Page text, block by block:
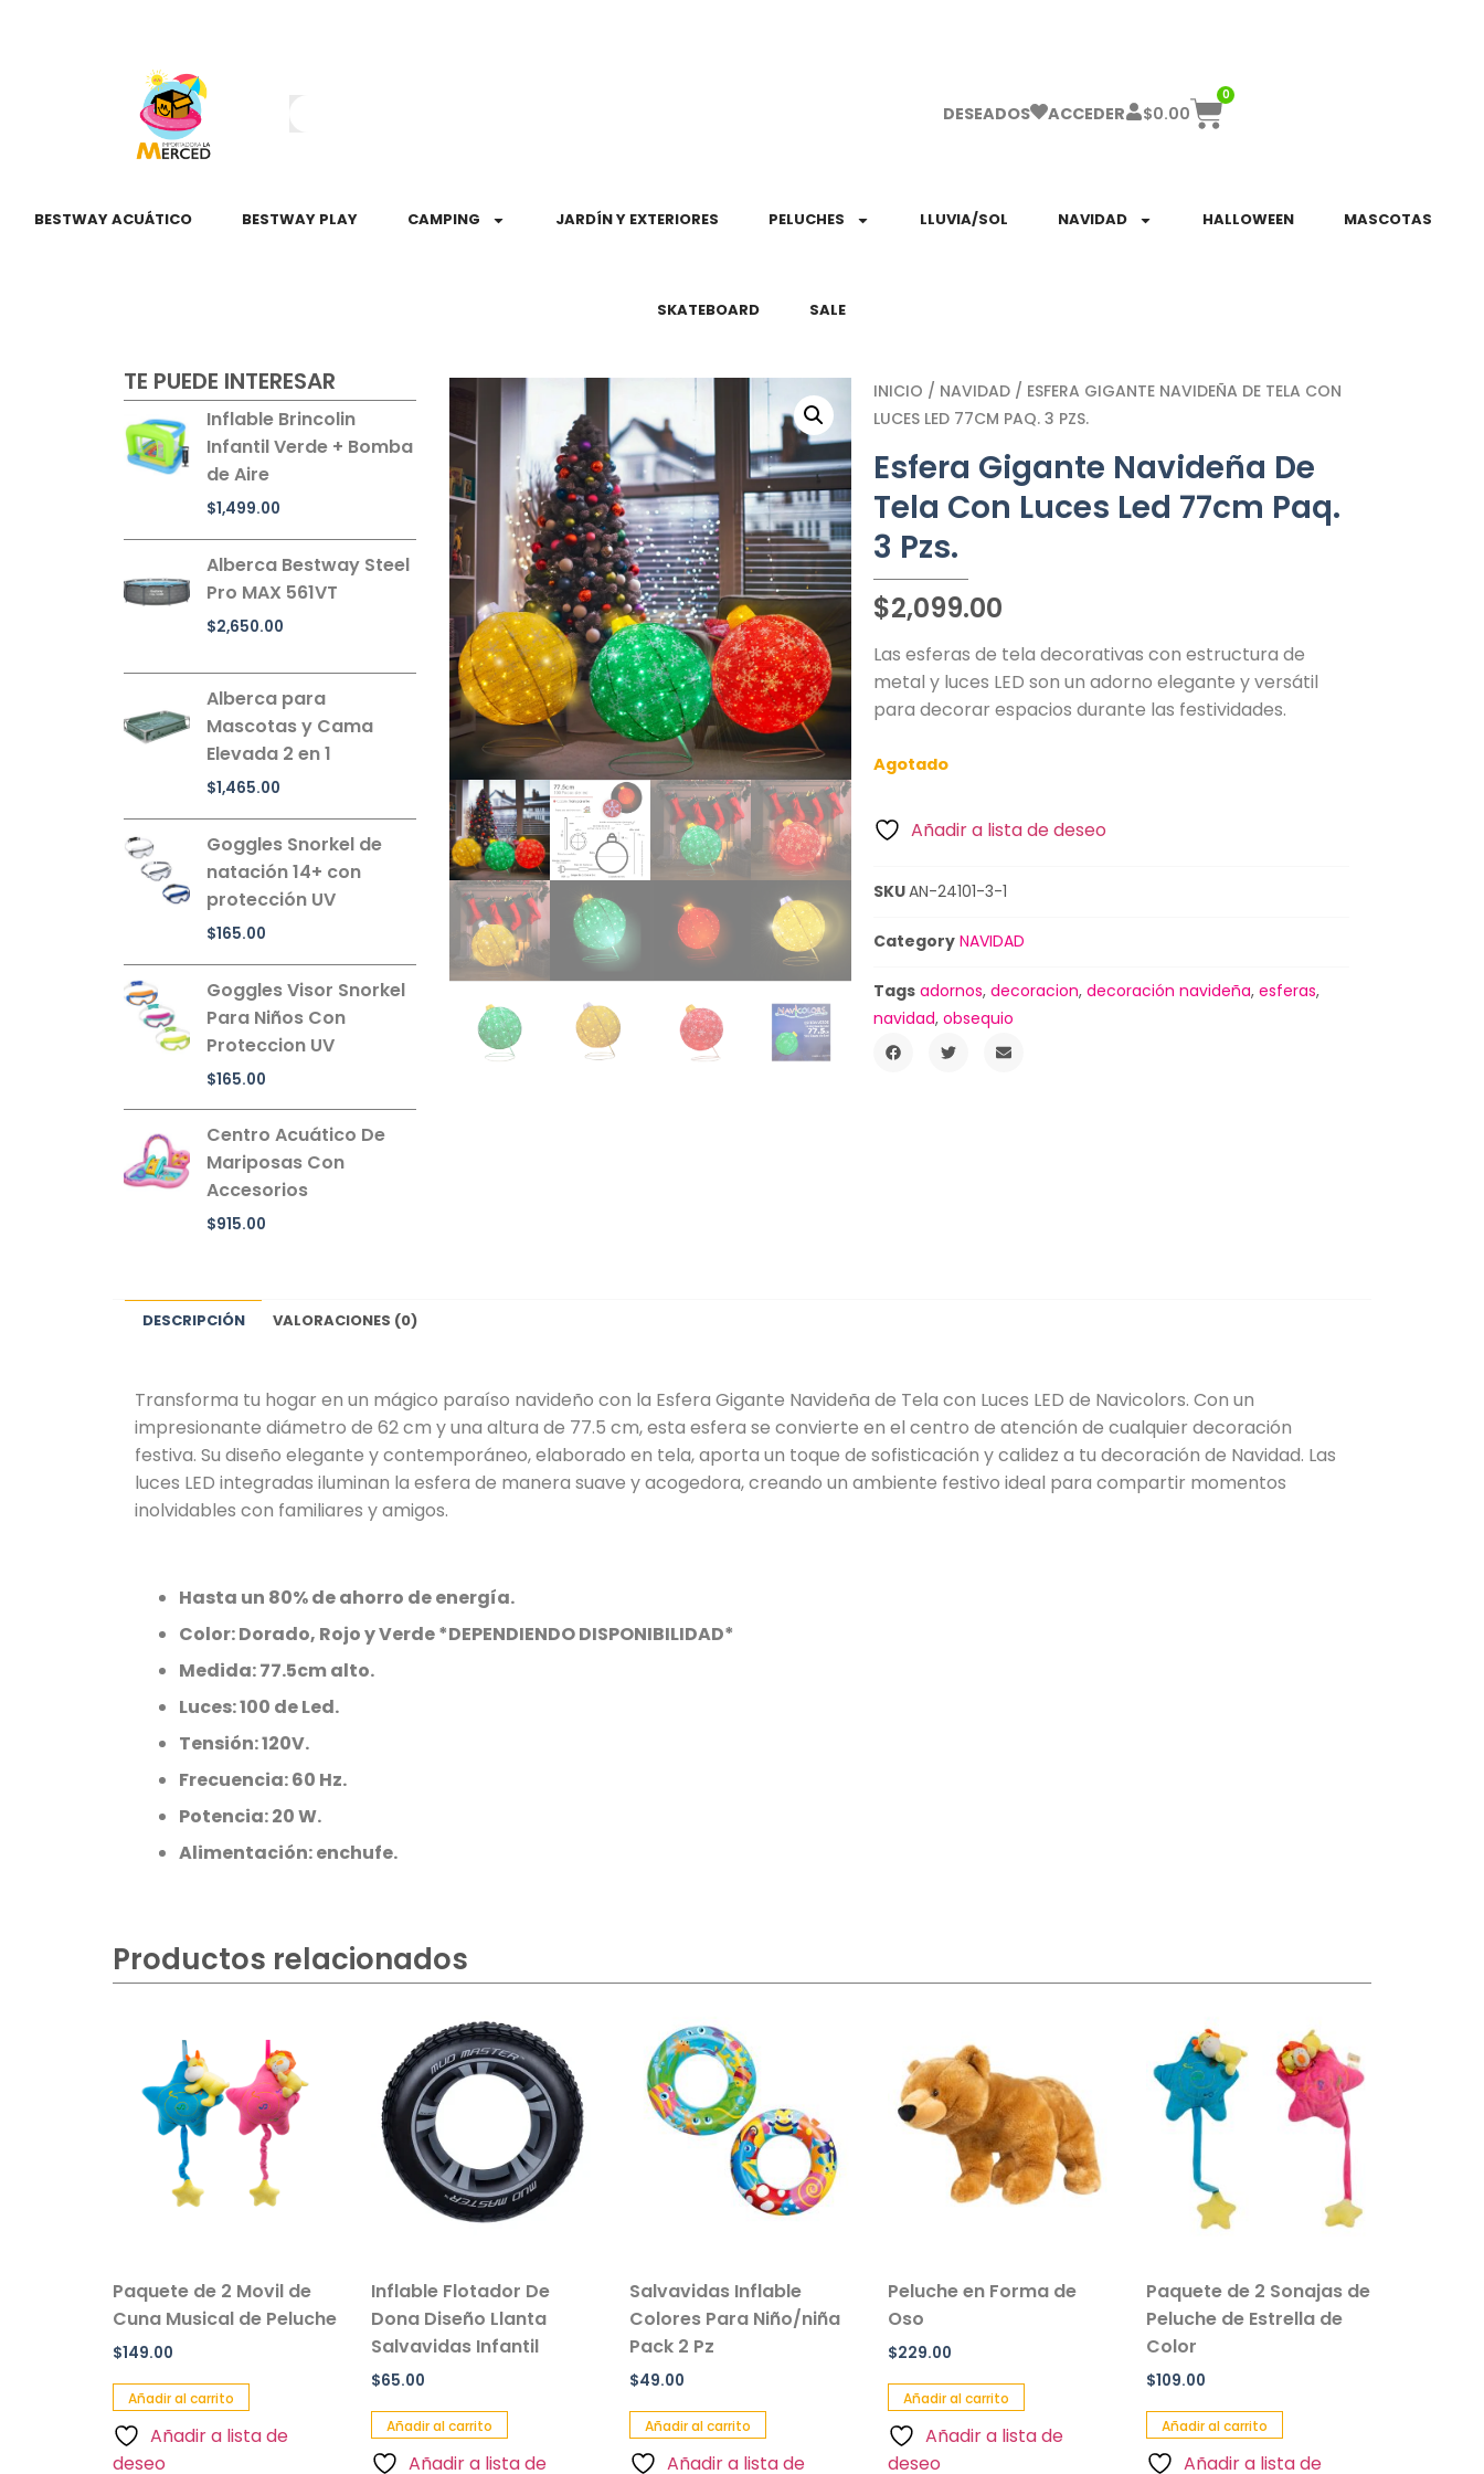
DESEADOS ACCEDER $0.00
0
BESTWAY ACUÁTICO BESTWAY PLAY CAMPING JARDÍN Y EXTERIORES PELUCHES LLUVIA/SOL NAVIDAD HALLOWEEN MASCOTAS
SKATEBOARD SALE
TE PUEDE INTERESAR
Inflable Brincolin
Infantil Verde + Bomba
de Aire
$1,499.00
Alberca Bestway Steel
Pro MAX 561VT
$2,650.00
Alberca para
Mascotas y Cama
Elevada 2 en 1
$1,465.00
Goggles Snorkel de
natación 14+ con
protección UV
$165.00
Goggles Visor Snorkel
Para Niños Con
Proteccion UV
$165.00
Centro Acuático De
Mariposas Con
Accesorios
$915.00
INICIO / NAVIDAD / ESFERA GIGANTE NAVIDEÑA DE TELA CON
LUCES LED 77CM PAQ. 3 PZS.
Esfera Gigante Navideña De
Tela Con Luces Led 77cm Paq.
3 Pzs.
$2,099.00
Las esferas de tela decorativas con estructura de
metal y luces LED son un adorno elegante y versátil
para decorar espacios durante las festividades.
Agotado
Añadir a lista de deseo
SKUAN-24101-3-1
Category NAVIDAD
Tags adornos,decoracion,decoración navideña,esferas,
navidad,obsequio
DESCRIPCIÓN VALORACIONES (0)
Transforma tu hogar en un mágico paraíso navideño con la Esfera Gigante Navideña de Tela con Luces LED de Navicolors. Con un
impresionante diámetro de 62 cm y una altura de 77.5 cm, esta esfera se convierte en el centro de atención de cualquier decoración
festiva. Su diseño elegante y contemporáneo, elaborado en tela, aporta un toque de sofisticación y calidez a tu decoración de Navidad. Las
luces LED integradas iluminan la esfera de manera suave y acogedora, creando un ambiente festivo ideal para compartir momentos
inolvidables con familiares y amigos.
Hasta un 80% de ahorro de energía.
Color: Dorado, Rojo y Verde *DEPENDIENDO DISPONIBILIDAD*
Medida: 77.5cm alto.
Luces: 100 de Led.
Tensión: 120V.
Frecuencia: 60 Hz.
Potencia: 20 W.
Alimentación: enchufe.
Productos relacionados
Paquete de 2 Movil de
Cuna Musical de Peluche
$149.00
Añadir al carrito
Añadir a lista de
deseo
Inflable Flotador De
Dona Diseño Llanta
Salvavidas Infantil
$65.00
Añadir al carrito
Añadir a lista de
Salvavidas Inflable
Colores Para Niño/niña
Pack 2 Pz
$49.00
Añadir al carrito
Añadir a lista de
Peluche en Forma de
Oso
$229.00
Añadir al carrito
Añadir a lista de
deseo
Paquete de 2 Sonajas de
Peluche de Estrella de
Color
$109.00
Añadir al carrito
Añadir a lista de